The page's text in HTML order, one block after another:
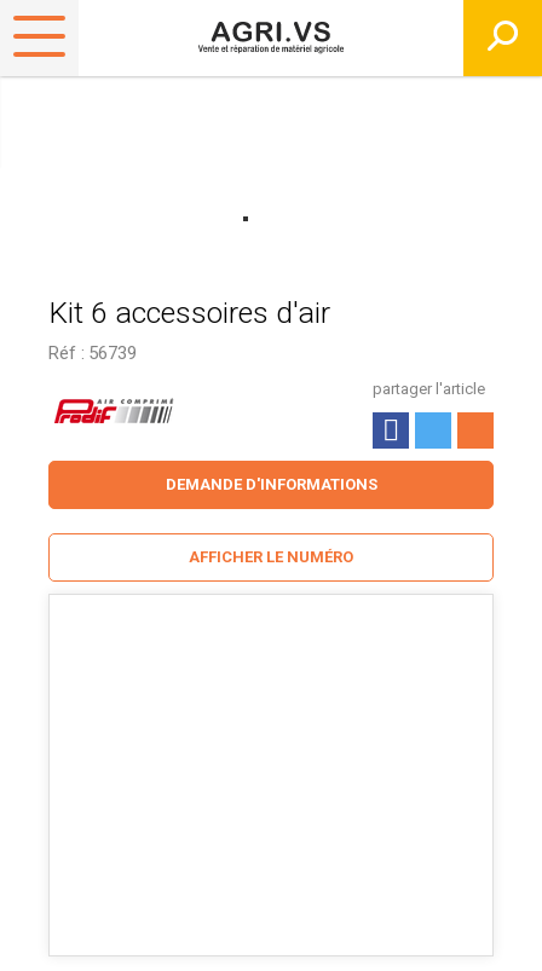
Kit 6 accessoires d'air
Réf : 56739
partager l'article
DEMANDE D'INFORMATIONS
AFFICHER LE NUMÉRO